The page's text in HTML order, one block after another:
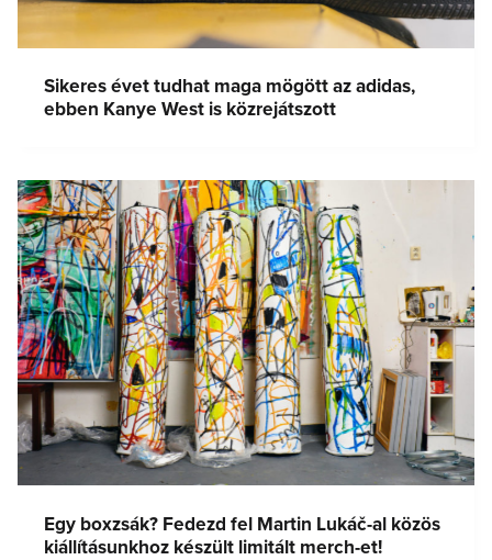
Sikeres évet tudhat maga mögött az adidas,
ebben Kanye West is közrejátszott
Egy boxzsák? Fedezd fel Martin Lukáč-al közös
kiállításunkhoz készült limitált merch-et!